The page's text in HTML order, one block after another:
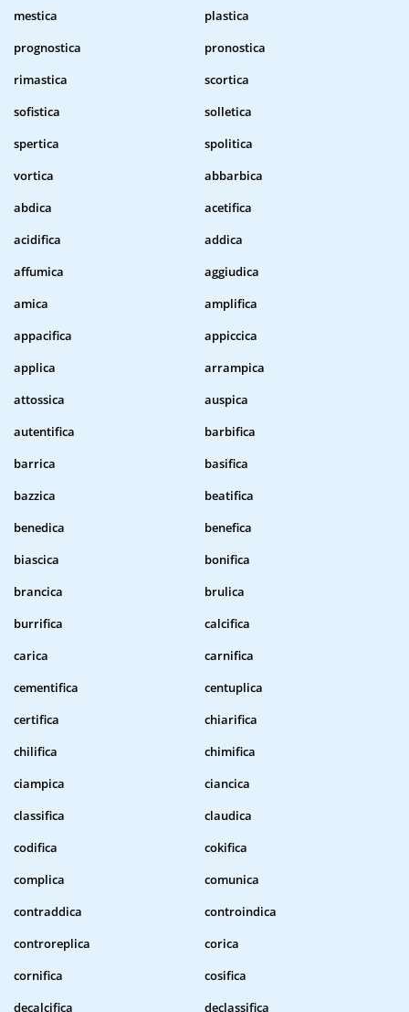
mestica
plastica
prognostica
pronostica
rimastica
scortica
sofistica
solletica
spertica
spolitica
vortica
abbarbica
abdica
acetifica
acidifica
addica
affumica
aggiudica
amica
amplifica
appacifica
appiccica
applica
arrampica
attossica
auspica
autentifica
barbifica
barrica
basifica
bazzica
beatifica
benedica
benefica
biascica
bonifica
brancica
brulica
burrifica
calcifica
carica
carnifica
cementifica
centuplica
certifica
chiarifica
chilifica
chimifica
ciampica
ciancica
classifica
claudica
codifica
cokifica
complica
comunica
contraddica
controindica
controreplica
corica
cornifica
cosifica
decalcifica
declassifica